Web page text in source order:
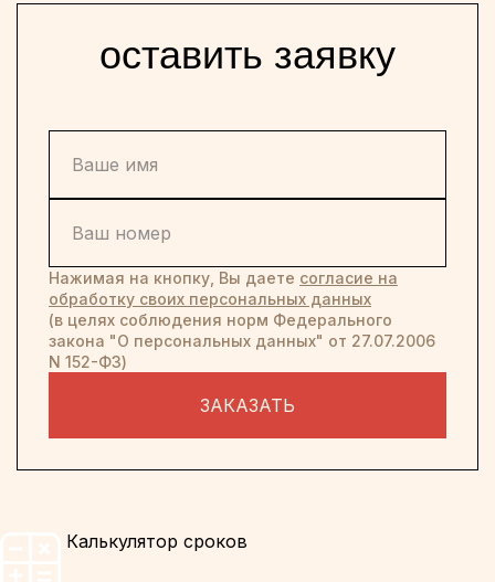
оставить заявку
Нажимая на кнопку, Вы даете согласие на
обработку своих персональных данных
(в целях соблюдения норм Федерального
закона "О персональных данных" от 27.07.2006
N 152-ФЗ)
ЗАКАЗАТЬ
Калькулятор сроков